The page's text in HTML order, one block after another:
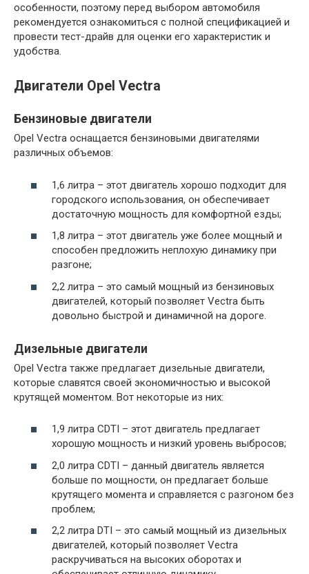
особенности, поэтому перед выбором автомобиля
рекомендуется ознакомиться с полной спецификацией и
провести тест-драйв для оценки его характеристик и
удобства.
Двигатели Opel Vectra
Бензиновые двигатели
Opel Vectra оснащается бензиновыми двигателями
различных объемов:
1,6 литра – этот двигатель хорошо подходит для
городского использования, он обеспечивает
достаточную мощность для комфортной езды;
1,8 литра – этот двигатель уже более мощный и
способен предложить неплохую динамику при
разгоне;
2,2 литра – это самый мощный из бензиновых
двигателей, который позволяет Vectra быть
довольно быстрой и динамичной на дороге.
Дизельные двигатели
Opel Vectra также предлагает дизельные двигатели,
которые славятся своей экономичностью и высокой
крутящей моментом. Вот некоторые из них:
1,9 литра CDTI – этот двигатель предлагает
хорошую мощность и низкий уровень выбросов;
2,0 литра CDTI – данный двигатель является
больше по мощности, он предлагает больше
крутящего момента и справляется с разгоном без
проблем;
2,2 литра DTI – это самый мощный из дизельных
двигателей, который позволяет Vectra
раскручиваться на высоких оборотах и